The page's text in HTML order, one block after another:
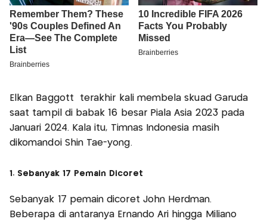
Elkan Baggott terakhir kali membela skuad Garuda
saat tampil di babak 16 besar Piala Asia 2023 pada
Januari 2024. Kala itu, Timnas Indonesia masih
dikomandoi Shin Tae-yong.
1. Sebanyak 17 Pemain Dicoret
Sebanyak 17 pemain dicoret John Herdman.
Beberapa di antaranya Ernando Ari hingga Miliano